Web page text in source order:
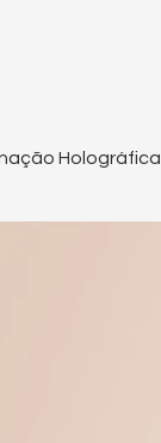
Holográfica